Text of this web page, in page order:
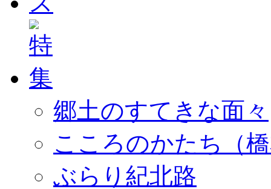
郷土のすてきな面々
こころのかたち（
ぶらり紀北路